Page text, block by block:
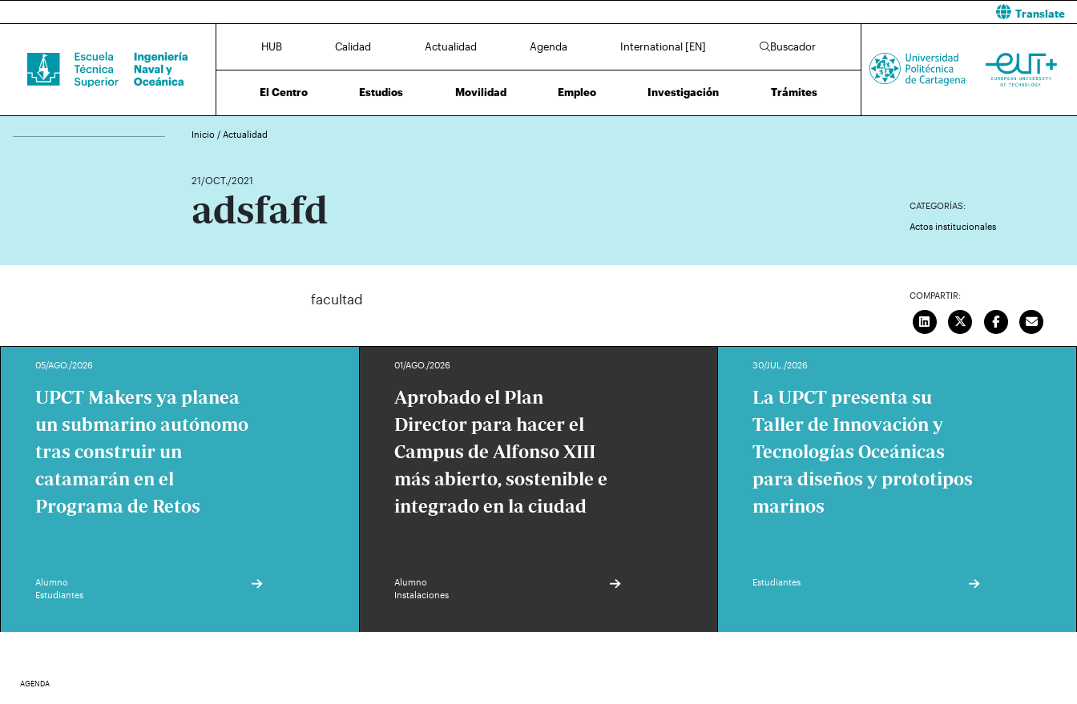
Translate
HUB Calidad Actualidad Agenda International [EN] Buscador
El Centro Estudios Movilidad Empleo Investigación Trámites
Inicio / Actualidad
21/OCT./2021
adsfafd
CATEGORÍAS:
Actos institucionales
facultad COMPARTIR:
05/AGO./2026
UPCT Makers ya planea
un submarino autónomo
tras construir un
catamarán en el
Programa de Retos
Alumno
Estudiantes
01/AGO./2026
Aprobado el Plan
Director para hacer el
Campus de Alfonso XIII
más abierto, sostenible e
integrado en la ciudad
Alumno
Instalaciones
30/JUL./2026
La UPCT presenta su
Taller de Innovación y
Tecnologías Oceánicas
para diseños y prototipos
marinos
Estudiantes
AGENDA